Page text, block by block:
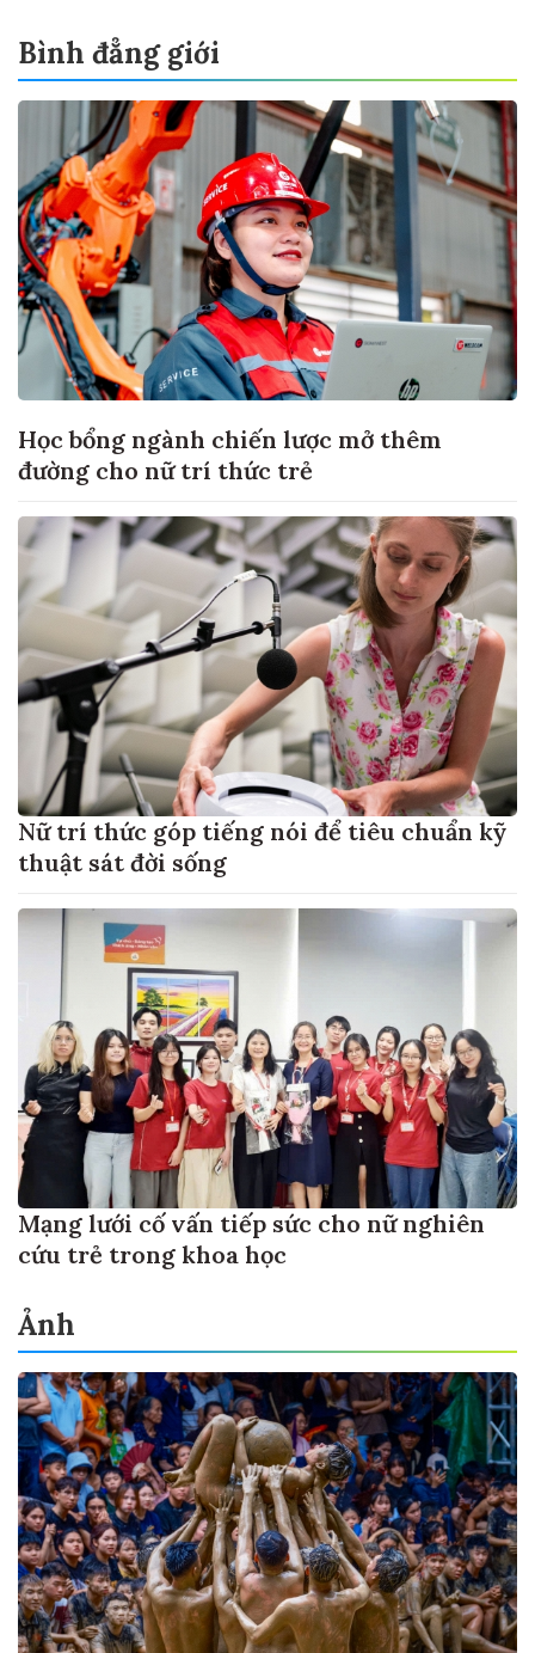
Bình đẳng giới
Học bổng ngành chiến lược mở thêm
đường cho nữ trí thức trẻ
Nữ trí thức góp tiếng nói để tiêu chuẩn kỹ
thuật sát đời sống
Mạng lưới cố vấn tiếp sức cho nữ nghiên
cứu trẻ trong khoa học
Ảnh